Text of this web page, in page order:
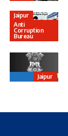
Jaipur
Anti
Corruption
Bureau
Jaipur